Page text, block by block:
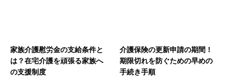
家族介護慰労金の支給条件と
は？在宅介護を頑張る家族へ
の支援制度
介護保険の更新申請の期間！
期限切れを防ぐための早めの
手続き手順